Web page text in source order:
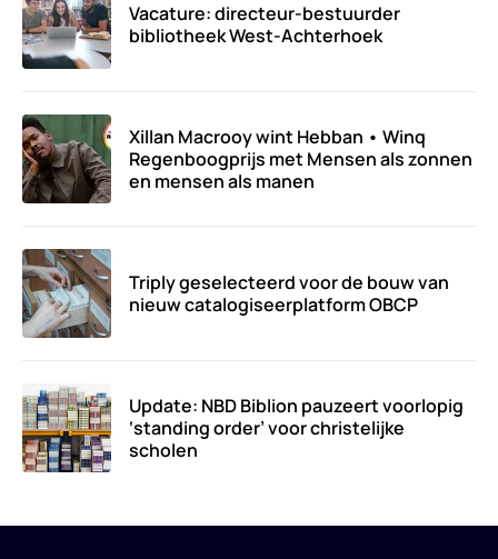
Vacature: directeur-bestuurder
bibliotheek West-Achterhoek
Xillan Macrooy wint Hebban • Winq
Regenboogprijs met Mensen als zonnen
en mensen als manen
Triply geselecteerd voor de bouw van
nieuw catalogiseerplatform OBCP
Update: NBD Biblion pauzeert voorlopig
‘standing order’ voor christelijke
scholen